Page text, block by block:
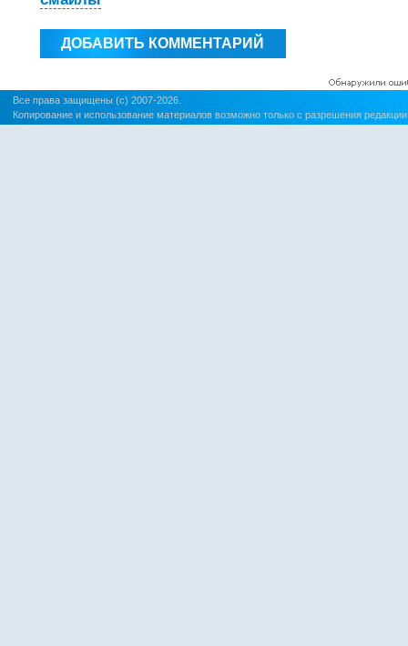
Все права защищены (c) 2007-2026.
Копирование и использование материалов возможно только с разрешения